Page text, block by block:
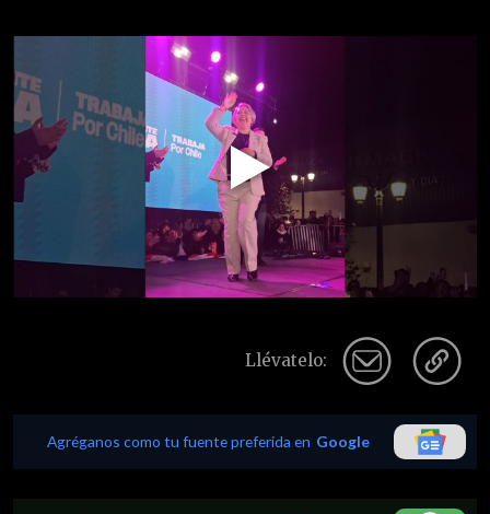
Play
Video
Llévatelo:
Agréganos como tu fuente preferida en Google